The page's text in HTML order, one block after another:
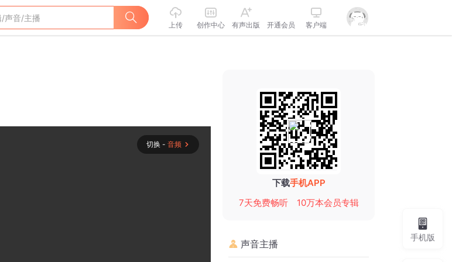
上传 创作中心 有声出版 开通会员 客户端
切换 - 音频
下载手机APP
7天免费畅听
10万本会员专辑
声音主播
手机版